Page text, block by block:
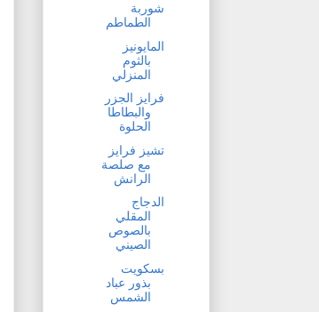
شوربة
الطماطم
المايونيز
بالثوم
المنزلي
فرايز الجزر
والبطاطا
الحلوة
تشيز فرايز
مع صلصة
الرانش
الدجاج
المقلي
بالصوص
الصيني
بسكويت
بذور عباد
الشمس